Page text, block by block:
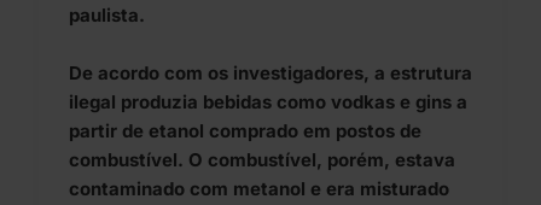
paulista.
De acordo com os investigadores, a estrutura
ilegal produzia bebidas como vodkas e gins a
partir de etanol comprado em postos de
combustível. O combustível, porém, estava
contaminado com metanol e era misturado